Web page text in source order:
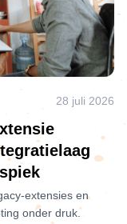
28 juli 2026
extensies en
onder druk.